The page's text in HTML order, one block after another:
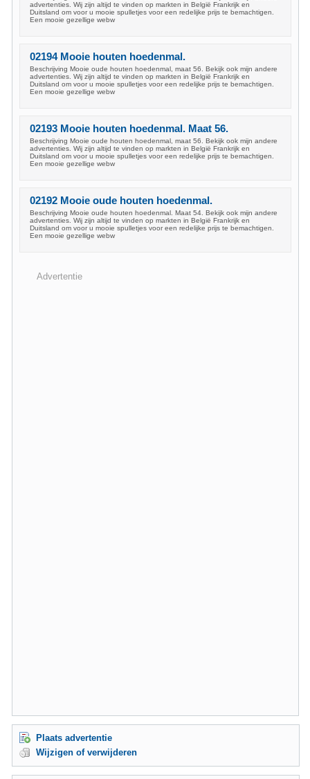
advertenties. Wij zijn altijd te vinden op markten in België Frankrijk en
Duitsland om voor u mooie spulletjes voor een redelijke prijs te bemachtigen.
Een mooie gezellige webw
02194 Mooie houten hoedenmal.
Beschrijving Mooie oude houten hoedenmal, maat 56. Bekijk ook mijn andere
advertenties. Wij zijn altijd te vinden op markten in België Frankrijk en
Duitsland om voor u mooie spulletjes voor een redelijke prijs te bemachtigen.
Een mooie gezellige webw
02193 Mooie houten hoedenmal. Maat 56.
Beschrijving Mooie oude houten hoedenmal, maat 56. Bekijk ook mijn andere
advertenties. Wij zijn altijd te vinden op markten in België Frankrijk en
Duitsland om voor u mooie spulletjes voor een redelijke prijs te bemachtigen.
Een mooie gezellige webw
02192 Mooie oude houten hoedenmal.
Beschrijving Mooie oude houten hoedenmal. Maat 54. Bekijk ook mijn andere
advertenties. Wij zijn altijd te vinden op markten in België Frankrijk en
Duitsland om voor u mooie spulletjes voor een redelijke prijs te bemachtigen.
Een mooie gezellige webw
Advertentie
Plaats advertentie
Wijzigen of verwijderen